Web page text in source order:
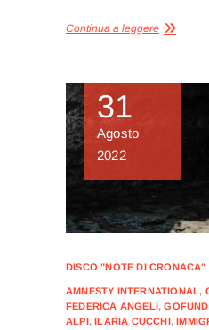
Continua a leggere
31
Agosto
2022
DISCO "NOTE DI CRONACA"
AMNESTY INTERNATIONAL,
FEDERICA ANGELI,
ALPI,ILARIA CUCCHI,